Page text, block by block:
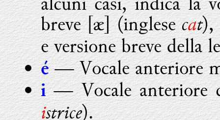
breve [æ] (inglesecat),
e versione breve della
é— Vocale anteriore
i— Vocale anteriore
istrice).